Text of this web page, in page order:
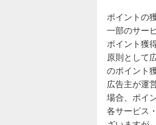
ポイントの
一部のサー
ポイント獲
原則として
のポイント
広告主が運
場合、ポイ
各サービス